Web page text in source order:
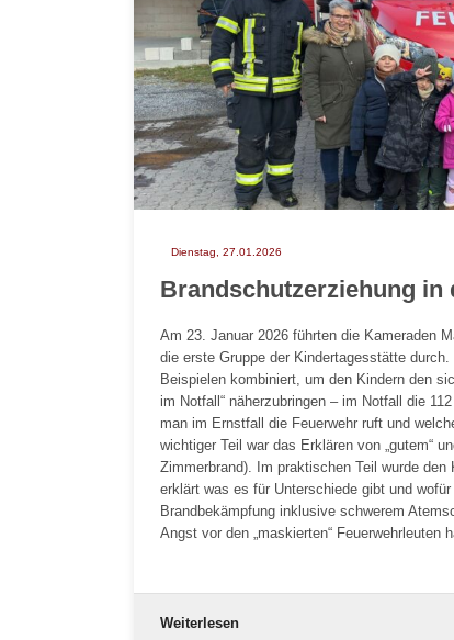
Dienstag, 27.01.2026
Brandschutzerziehung in
Am 23. Januar 2026 führten die Kameraden
die erste Gruppe der Kindertagesstätte
Beispielen kombiniert, um den Kindern den
im Notfall“ näherzubringen – im Notfall die
man im Ernstfall die Feuerwehr ruft und
wichtiger Teil war das Erklären von „gutem“
Zimmerbrand). Im praktischen Teil wurde
erklärt was es für Unterschiede gibt und
Brandbekämpfung inklusive schwerem
Angst vor den „maskierten“
Weiterlesen